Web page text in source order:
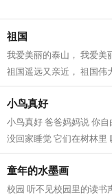
祖国
我爱美丽的泰山， 我爱美
祖国遥远又亲近， 祖国伟
窝。...
小鸟真好
小鸟真好 爸爸妈妈说 你
没回家睡觉 它们在树林里
不好 老师也不急 妈妈也不
童年的水墨画
校园 听不见校园里的读书